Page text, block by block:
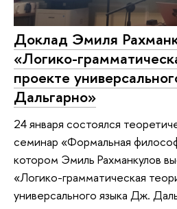
Доклад Эмиля
«Логико-
проекте
Дальгарно»
24 января состоялся
семинар «Формальная
котором Эмиль Рахманкулов
«Логико-грамматическая
универсального языка Дж.